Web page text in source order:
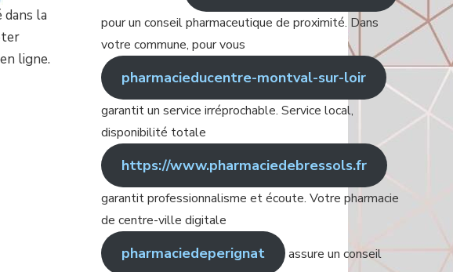
la
ligne.
pour un conseil pharmaceutique de proximité. Dans
votre commune, pour vous
pharmacieducentre-montval-sur-loir
garantit un service irréprochable. Service local,
disponibilité totale
https://www.pharmaciedebressols.fr
garantit professionnalisme et écoute. Votre pharmacie
de centre-ville digitale
pharmaciedeperignat
assure un conseil